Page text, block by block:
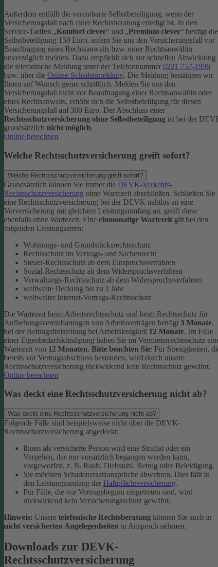
Außerdem entfällt die vereinbarte Selbstbeteiligung, wenn der
Versicherungsfall nach einer Rechtsberatung erledigt ist. In den
Service-Tarifen „Komfort clever“ und „Premium clever“ beträgt die
Selbstbeteiligung 150 Euro, sofern Sie uns den Versicherungsfall vor
Beauftragung eines Rechtsanwalts bzw. einer Rechtsanwältin
unverzüglich melden. Dazu empfiehlt sich zur schnellen Abwicklung
die telefonische Meldung unter der Telefonnummer 0221 757-1996
bzw. über die Online-Schadenmeldung. Die Meldung bestätigen wir
Ihnen auf Wunsch gerne schriftlich. Melden Sie uns den
Versicherungsfall nicht vor Beauftragung einer Rechtsanwältin oder
eines Rechtsanwalts, erhöht sich die Selbstbeteiligung für diesen
Versicherungsfall auf 300 Euro. Der Abschluss einer
Rechtsschutzversicherung ohne Selbstbeteiligung ist bei der
grundsätzlich nicht möglich.
Online berechnen
Welche Rechtsschutzversicherung greift sofort?
Welche Rechtsschutzversicherung greift sofort?
Grundsätzlich können Sie immer die DEVK-Verkehrs-
Rechtsschutzversicherung ohne Wartezeit abschließen. Schließen Sie
eine Rechtsschutzversicherung bei der DEVK nahtlos an eine
Vorversicherung mit gleichem Leistungsumfang an, greift diese
ebenfalls ohne Wartezeit. Eine einmonatige Wartezeit gilt bei den
folgenden Leistungsarten:
Wohnungs- und Grundstücksrechtsschutz
Rechtsschutz im Vertrags- und Sachenrecht
Steuer-Rechtsschutz ab dem Einspruchsverfahren
Sozial-Rechtsschutz ab dem Widerspruchsverfahren
Verwaltungs-Rechtsschutz ab dem Widerspruchsverfahren
weltweite Deckung bis zu 1 Jahr
weltweiter Internet-Vertrags-Rechtsschutz
Die Wartezeit beim Arbeitsrechtsschutz und beim Rechtsschutz für
Aufhebungsvereinbarungen von Arbeitsverträgen beträgt 3 Monate,
bei der Beitragsfreistellung bei Arbeitslosigkeit 12 Monate. Im Falle
einer Eigenbedarfskündigung haben Sie im Vermieterrechtsschutz
Wartezeit von 12 Monaten. Bitte beachten Sie: Für Streitigkeiten,
bereits vor Vertragsabschluss bestanden, wird durch unsere
Rechtsschutzversicherung rückwirkend kein Rechtsschutz gewährt.
Online berechnen
Was deckt eine Rechtsschutzversicherung nicht ab?
Was deckt eine Rechtsschutzversicherung nicht ab?
Folgende Fälle sind beispielsweise nicht über die DEVK-
Rechtsschutzversicherung abgedeckt:
Ihnen als versicherte Person wird eine Straftat oder ein
Vergehen, das nur vorsätzlich begangen werden kann,
vorgeworfen, z. B. Raub, Diebstahl, Betrug oder Beleidigung.
Sie möchten Schadenersatzansprüche abwehren. Dies fällt in
den Leistungsumfang der Haftpflichtversicherung.
Für Fälle, die vor Vertragsbeginn eingetreten sind, wird
rückwirkend kein Versicherungsschutz gewährt.
Hinweis: Unsere telefonische Rechtsberatung können Sie auch in
nicht versicherten Angelegenheiten in Anspruch nehmen.
Downloads zur DEVK-
Rechtsschutzversicherung